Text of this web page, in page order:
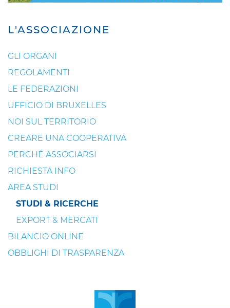
L'ASSOCIAZIONE
GLI ORGANI
REGOLAMENTI
LE FEDERAZIONI
UFFICIO DI BRUXELLES
NOI SUL TERRITORIO
CREARE UNA COOPERATIVA
PERCHÉ ASSOCIARSI
RICHIESTA INFO
AREA STUDI
STUDI & RICERCHE
EXPORT & MERCATI
BILANCIO ONLINE
OBBLIGHI DI TRASPARENZA